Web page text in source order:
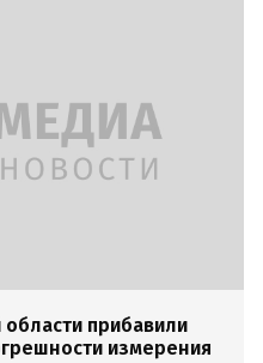
прибавили
измерения